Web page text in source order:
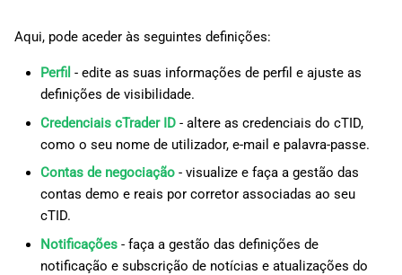
iAqui, pode aceder às seguintes definições:
Perfil - edite as suas informações de perfil e ajuste as
definições de visibilidade.
Credenciais cTrader ID- altere as credenciais do cTID,
como o seu nome de utilizador, e-mail e palavra-passe.
Contas de negociação- visualize e faça a gestão das
contas demo e reais por corretor associadas ao seu
cTID.
Notificações- faça a gestão das definições de
notificação e subscrição de notícias e atualizações do